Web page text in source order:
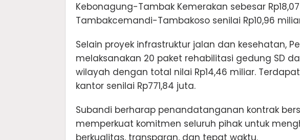
Kebonagung-Tambak Kemerakan sebesar
Tambakcemandi-Tambakoso senilai Rp10,96
Selain proyek infrastruktur jalan dan kesehatan,
melaksanakan 20 paket rehabilitasi gedung SD
wilayah dengan total nilai Rp14,46 miliar.
kantor senilai Rp771,84 juta.
Subandi berharap penandatanganan kontrak
memperkuat komitmen seluruh pihak untuk